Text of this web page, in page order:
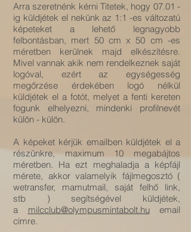
Arra szeretnénk kérni Titetek, hogy 07.01 -
ig küldjétek el nekünk az 1:1 -es változatú
képeteket a lehető legnagyobb
felbontásban, mert 50 cm x 50 cm -es
méretben kerülnek majd elkészítésre.
Mivel vannak akik nem rendelkeznek saját
logóval, ezért az egységesség
megőrzése érdekében logó nélkül
küldjétek el a fotót, melyet a fenti kereten
fogunk elhelyezni, mindenki profilnevét
külön - külön.
A képeket kérjük emailben küldjétek el a
részünkre, maximum 10 megabájtos
méretben. Ha ezt meghaladja a képfájl
mérete, akkor valamelyik fájlmegosztó (
wetransfer, mamutmail, saját felhő link,
stb ) segítségével küldjétek,
a milcclub@olympusmintabolt.huemail
címre.